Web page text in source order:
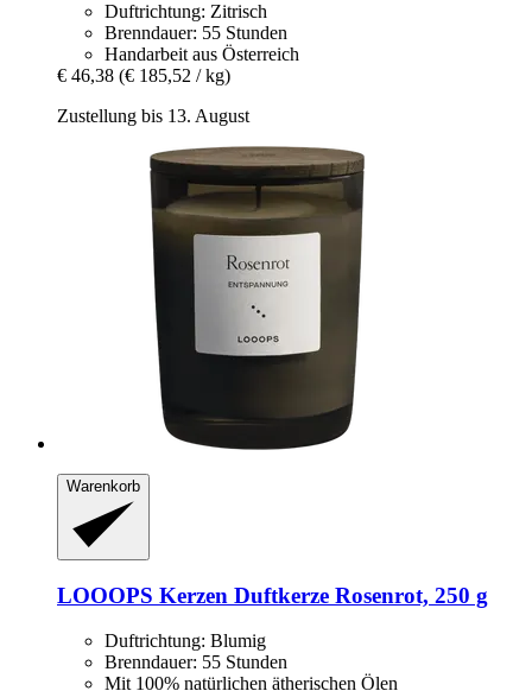
Duftrichtung: Zitrisch
Brenndauer: 55 Stunden
Handarbeit aus Österreich
€ 46,38 (€ 185,52 / kg)
Zustellung bis 13. August
Warenkorb
LOOOPS Kerzen Duftkerze Rosenrot, 250 g
Duftrichtung: Blumig
Brenndauer: 55 Stunden
Mit 100% natürlichen ätherischen Ölen